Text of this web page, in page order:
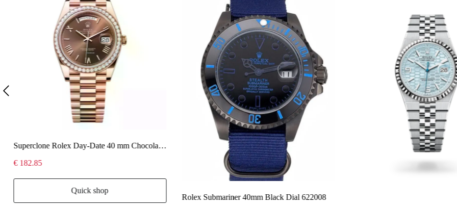
Superclone Rolex Day-Date 40 mm Chocolate Dial 228345RBR
€ 182.85
Quick shop
Rolex Submariner 40mm Black Dial 622008